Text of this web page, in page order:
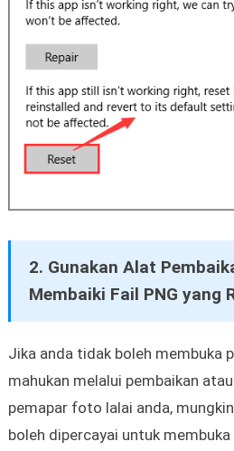
2. Gunakan Alat
Membaiki Fail PNG yang
Jika anda tidak boleh membuka
mahukan melalui pembaikan
pemapar foto lalai anda,
boleh dipercayai untuk